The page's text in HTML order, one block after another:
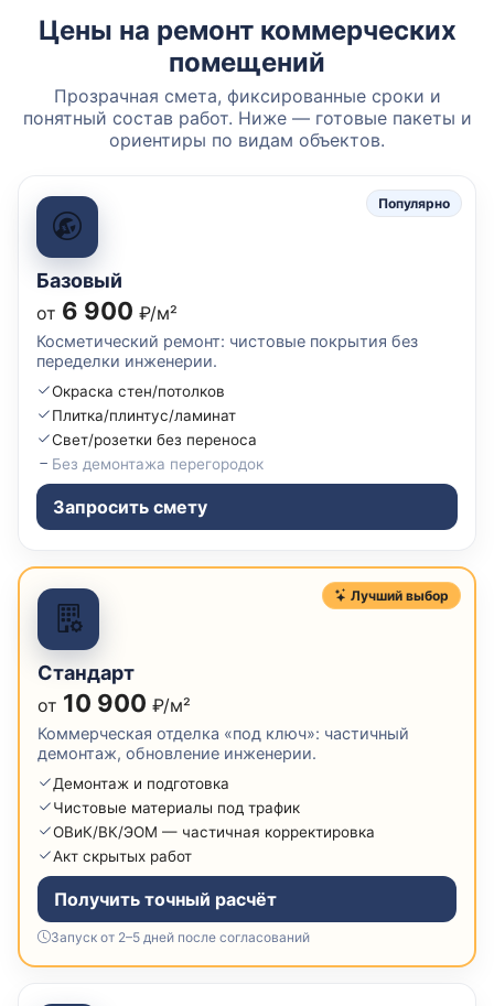
Цены на ремонт коммерческих
помещений
Прозрачная смета, фиксированные сроки и
понятный состав работ. Ниже — готовые пакеты и
ориентиры по видам объектов.
Популярно
Базовый
от 6 900 ₽/м²
Косметический ремонт: чистовые покрытия без
переделки инженерии.
Окраска стен/потолков
Плитка/плинтус/ламинат
Свет/розетки без переноса
Без демонтажа перегородок
Запросить смету
Лучший выбор
Стандарт
от 10 900 ₽/м²
Коммерческая отделка «под ключ»: частичный
демонтаж, обновление инженерии.
Демонтаж и подготовка
Чистовые материалы под трафик
ОВиК/ВК/ЭОМ — частичная корректировка
Акт скрытых работ
Получить точный расчёт
Запуск от 2–5 дней после согласований